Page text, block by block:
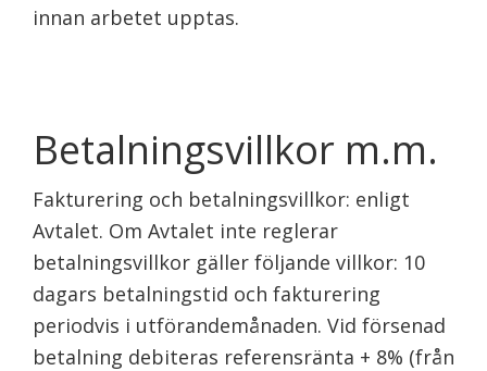
innan arbetet upptas.
Betalningsvillkor m.m.
Fakturering och betalningsvillkor: enligt
Avtalet. Om Avtalet inte reglerar
betalningsvillkor gäller följande villkor: 10
dagars betalningstid och fakturering
periodvis i utförandemånaden. Vid försenad
betalning debiteras referensränta + 8% (från